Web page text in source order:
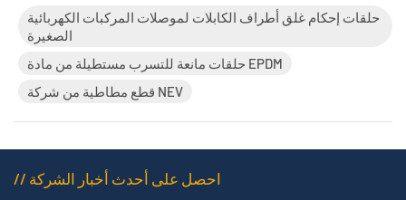
المكونات مع مرور الوقت. صُممت قطع المطاط الاحترافية لمركبات
حلقات إحكام غلق أطراف الكابلات لموصلات المركبات الكهربائية
الصغيرة
حلقات مانعة للتسرب مستطيلة من مادة EPDM
قطع مطاطية من شركة NEV
// احصل على أحدث أخبار الشركة